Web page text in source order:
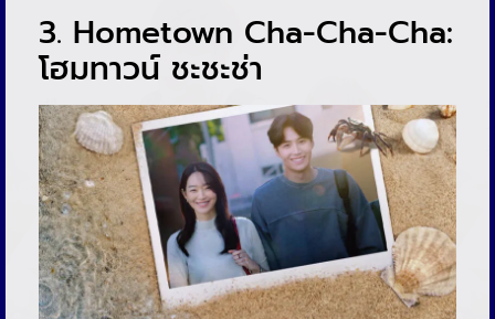
3. Hometown Cha-Cha-Cha:
โฮมทาวน์ ชะชะช่า